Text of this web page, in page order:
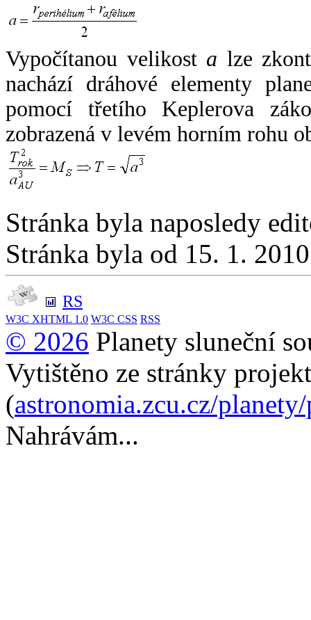
Vypočítanou velikost a lze
nachází dráhové elementy
pomocí třetího Keplerova
zobrazená v levém horním rohu
Stránka byla naposledy
Stránka byla od 15. 1.
RS
W3C XHTML 1.0 W3C CSS RSS
© 2026 Planety sluneční
Vytištěno ze stránky
(astronomia.zcu.cz/
Nahrávám...